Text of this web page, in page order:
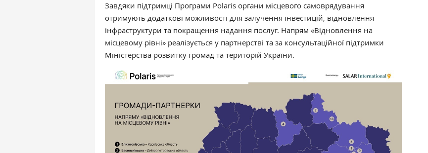
Завдяки підтримці Програми Polaris органи місцевого самоврядування
отримують додаткові можливості для залучення інвестицій, відновлення
інфраструктури та покращення надання послуг. Напрям «Відновлення на
місцевому рівні» реалізується у партнерстві та за консультаційної підтримки
Міністерства розвитку громад та територій України.